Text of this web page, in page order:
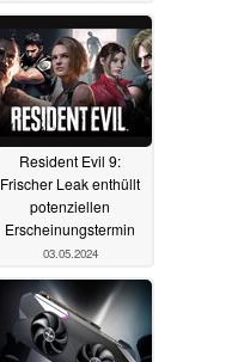
Lösungsvorschläge
04.05.2024
Resident Evil 9:
Frischer Leak enthüllt
potenziellen
Erscheinungstermin
03.05.2024